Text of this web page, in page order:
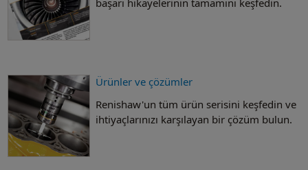
Ürünler ve çözümler
Renishaw'un tüm ürün serisini keşfedin ve
ihtiyaçlarınızı karşılayan bir çözüm bulun.